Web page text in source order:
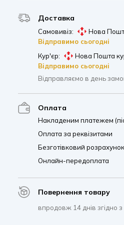
Доставка
Самовивіз:
Нова
Відправимо сьогодні
Кур'єр:
Нова Пошта
Відправимо сьогодні
Відправляємо в день
Оплата
Накладеним платежем
Оплата за реквізитами
Безготівковий
Онлайн-передоплата
Повернення товару
впродовж 14 днів згідно